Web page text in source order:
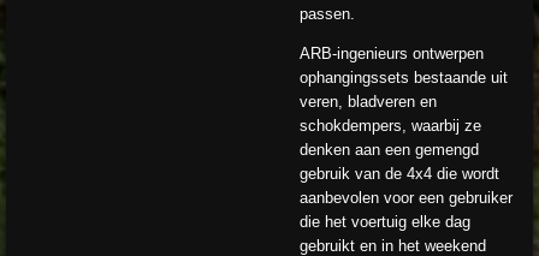
passen.
ARB-ingenieurs ontwerpen
ophangingssets bestaande uit
veren, bladveren en
schokdempers, waarbij ze
denken aan een gemengd
gebruik van de 4x4 die wordt
aanbevolen voor een gebruiker
die het voertuig elke dag
gebruikt en in het weekend